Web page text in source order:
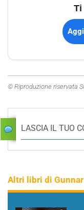
Ti
© Riproduzione riservata
LASCIA IL TUO
Altri libri di